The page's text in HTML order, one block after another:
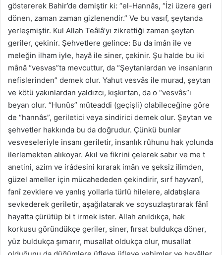
göstererek Bahir’de demiştir ki: “el-Hannâs, “İzi üzere geri
dönen, zaman zaman gizlenendir.” Ve bu vasıf, şeytanda
yerleşmiştir. Kul Allah Teâlâ’yı zikrettiği zaman şeytan
geriler, çekinir. Şehvetlere gelince: Bu da imân ile ve
meleğin ilham iyle, hayâ ile siner, çekinir. Şu halde bu iki
mânâ “vesvas”ta mevcuttur, da “Şeytanlardan ve insanların
nefislerinden” demek olur. Yahut vesvâs ile murad, şeytan
ve kötü yakınlardan yaldızcı, kışkırtan, da o “vesvâs”ı
beyan olur. “Hunûs” müteaddi (geçişli) olabileceğine göre
de “hannâs”, geriletici veya sindirici demek olur. Şeytan ve
şehvetler hakkında bu da doğrudur. Çünkü bunlar
vesveseleriyle insanı geriletir, insanlık rûhunu hak yolunda
ilerlemekten alıkoyar. Akıl ve fikrini çelerek sabır ve me t
anetini, azim ve irâdesini kırarak imân ve şeksiz ilimden,
güzel ameller için mücahededen çekindirir, sırf hayvanî,
fanî zevklere ve yanlış yollarla türlü hilelere, aldatışlara
sevkederek geriletir, aşağılatarak ve soysuzlaştırarak fânî
hayatta çürütüp bi t irmek ister. Allah anıldıkça, hak
korkusu göründükçe geriler, siner, fırsat buldukça döner,
yüz buldukça şımarır, musallat oldukça olur, musallat